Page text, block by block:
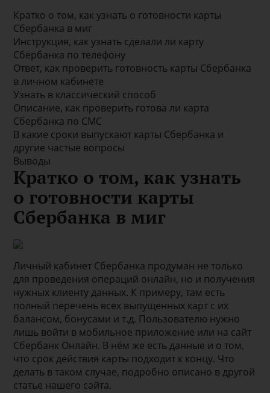
Кратко о том, как узнать о готовности карты
Сбербанка в миг
Инструкция, как узнать сделали ли карту
Сбербанка по телефону
Ответ, как проверить готовность карты Сбербанка
в личном кабинете
Узнать в классический способ
Описание, как проверить готова ли карта
Сбербанка по СМС
В какие сроки выпускают карты Сбербанка и
другие частые вопросы
Выводы
Кратко о том, как узнать
о готовности карты
Сбербанка в миг
Личный кабинет Сбербанка продуман не только
для проведения операций онлайн, но и получения
нужных клиенту данных. К примеру, там есть
полный перечень всех выпущенных карт с их
балансом, бонусами и т.д. Пользователю нужно
лишь войти в мобильное приложение или на сайт
Сбербанк Онлайн. В нём же есть данные и о том,
что срок действия карты подходит к концу. Что
делать в таком случае, подробно описано в другой
статье нашего сайта.